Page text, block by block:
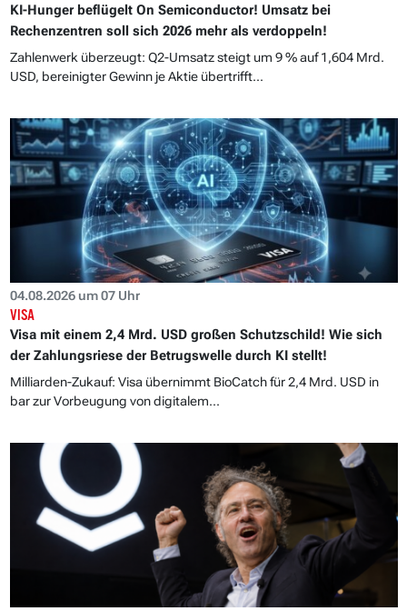
KI-Hunger beflügelt On Semiconductor! Umsatz bei
Rechenzentren soll sich 2026 mehr als verdoppeln!
Zahlenwerk überzeugt: Q2-Umsatz steigt um 9 % auf 1,604 Mrd.
USD, bereinigter Gewinn je Aktie übertrifft...
04.08.2026 um 07 Uhr
VISA
Visa mit einem 2,4 Mrd. USD großen Schutzschild! Wie sich
der Zahlungsriese der Betrugswelle durch KI stellt!
Milliarden-Zukauf: Visa übernimmt BioCatch für 2,4 Mrd. USD in
bar zur Vorbeugung von digitalem...